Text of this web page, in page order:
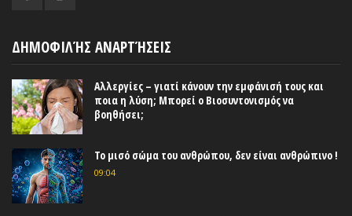
ΔΗΜΟΦΙΛΉΣ ΑΝΑΡΤΉΣΕΙΣ
Αλλεργίες – γιατί κάνουν την εμφάνισή τους και
ποια η λύση; Μπορεί ο Βιοσυντονισμός να
βοηθήσει;
Το μισό σώμα του ανθρώπου, δεν είναι ανθρώπινο !
09:04